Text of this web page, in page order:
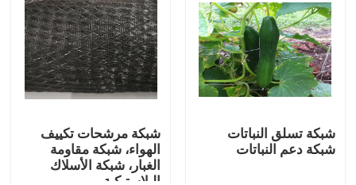
شبكة تسلق النباتات
شبكة دعم النباتات
شبكة مرشحات تكييف
الهواء، شبكة مقاومة
الغبار، شبكة الأسلاك
البلاستيكية